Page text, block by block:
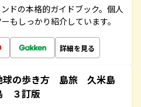
ドの本格的ガイドブック。個人
もしっかり紹介しています。
詳細を見る
の歩き方 島旅 久米島
３訂版